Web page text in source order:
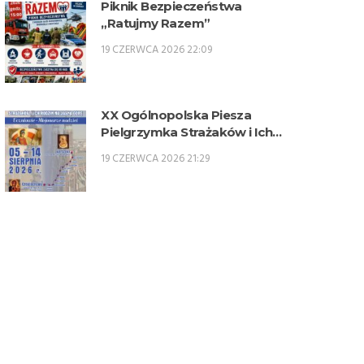
Piknik Bezpieczeństwa
„Ratujmy Razem”
19 CZERWCA 2026 22:09
XX Ogólnopolska Piesza
Pielgrzymka Strażaków i Ich
sierpnia 2026 r.
19 CZERWCA 2026 21:29